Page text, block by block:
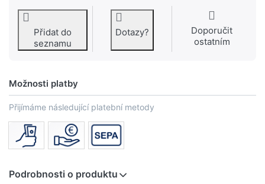
Přidat do
seznamu
Dotazy?
Doporučit
ostatním
Možnosti platby
Přijímáme následující platební metody
Podrobnosti o produktu